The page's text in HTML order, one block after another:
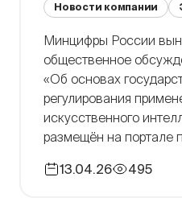
Новости компании
Минцифры России
общественное
«Об основах
регулирования
искусственного
размещён на портале
Предполагается, что
13.04.26 495